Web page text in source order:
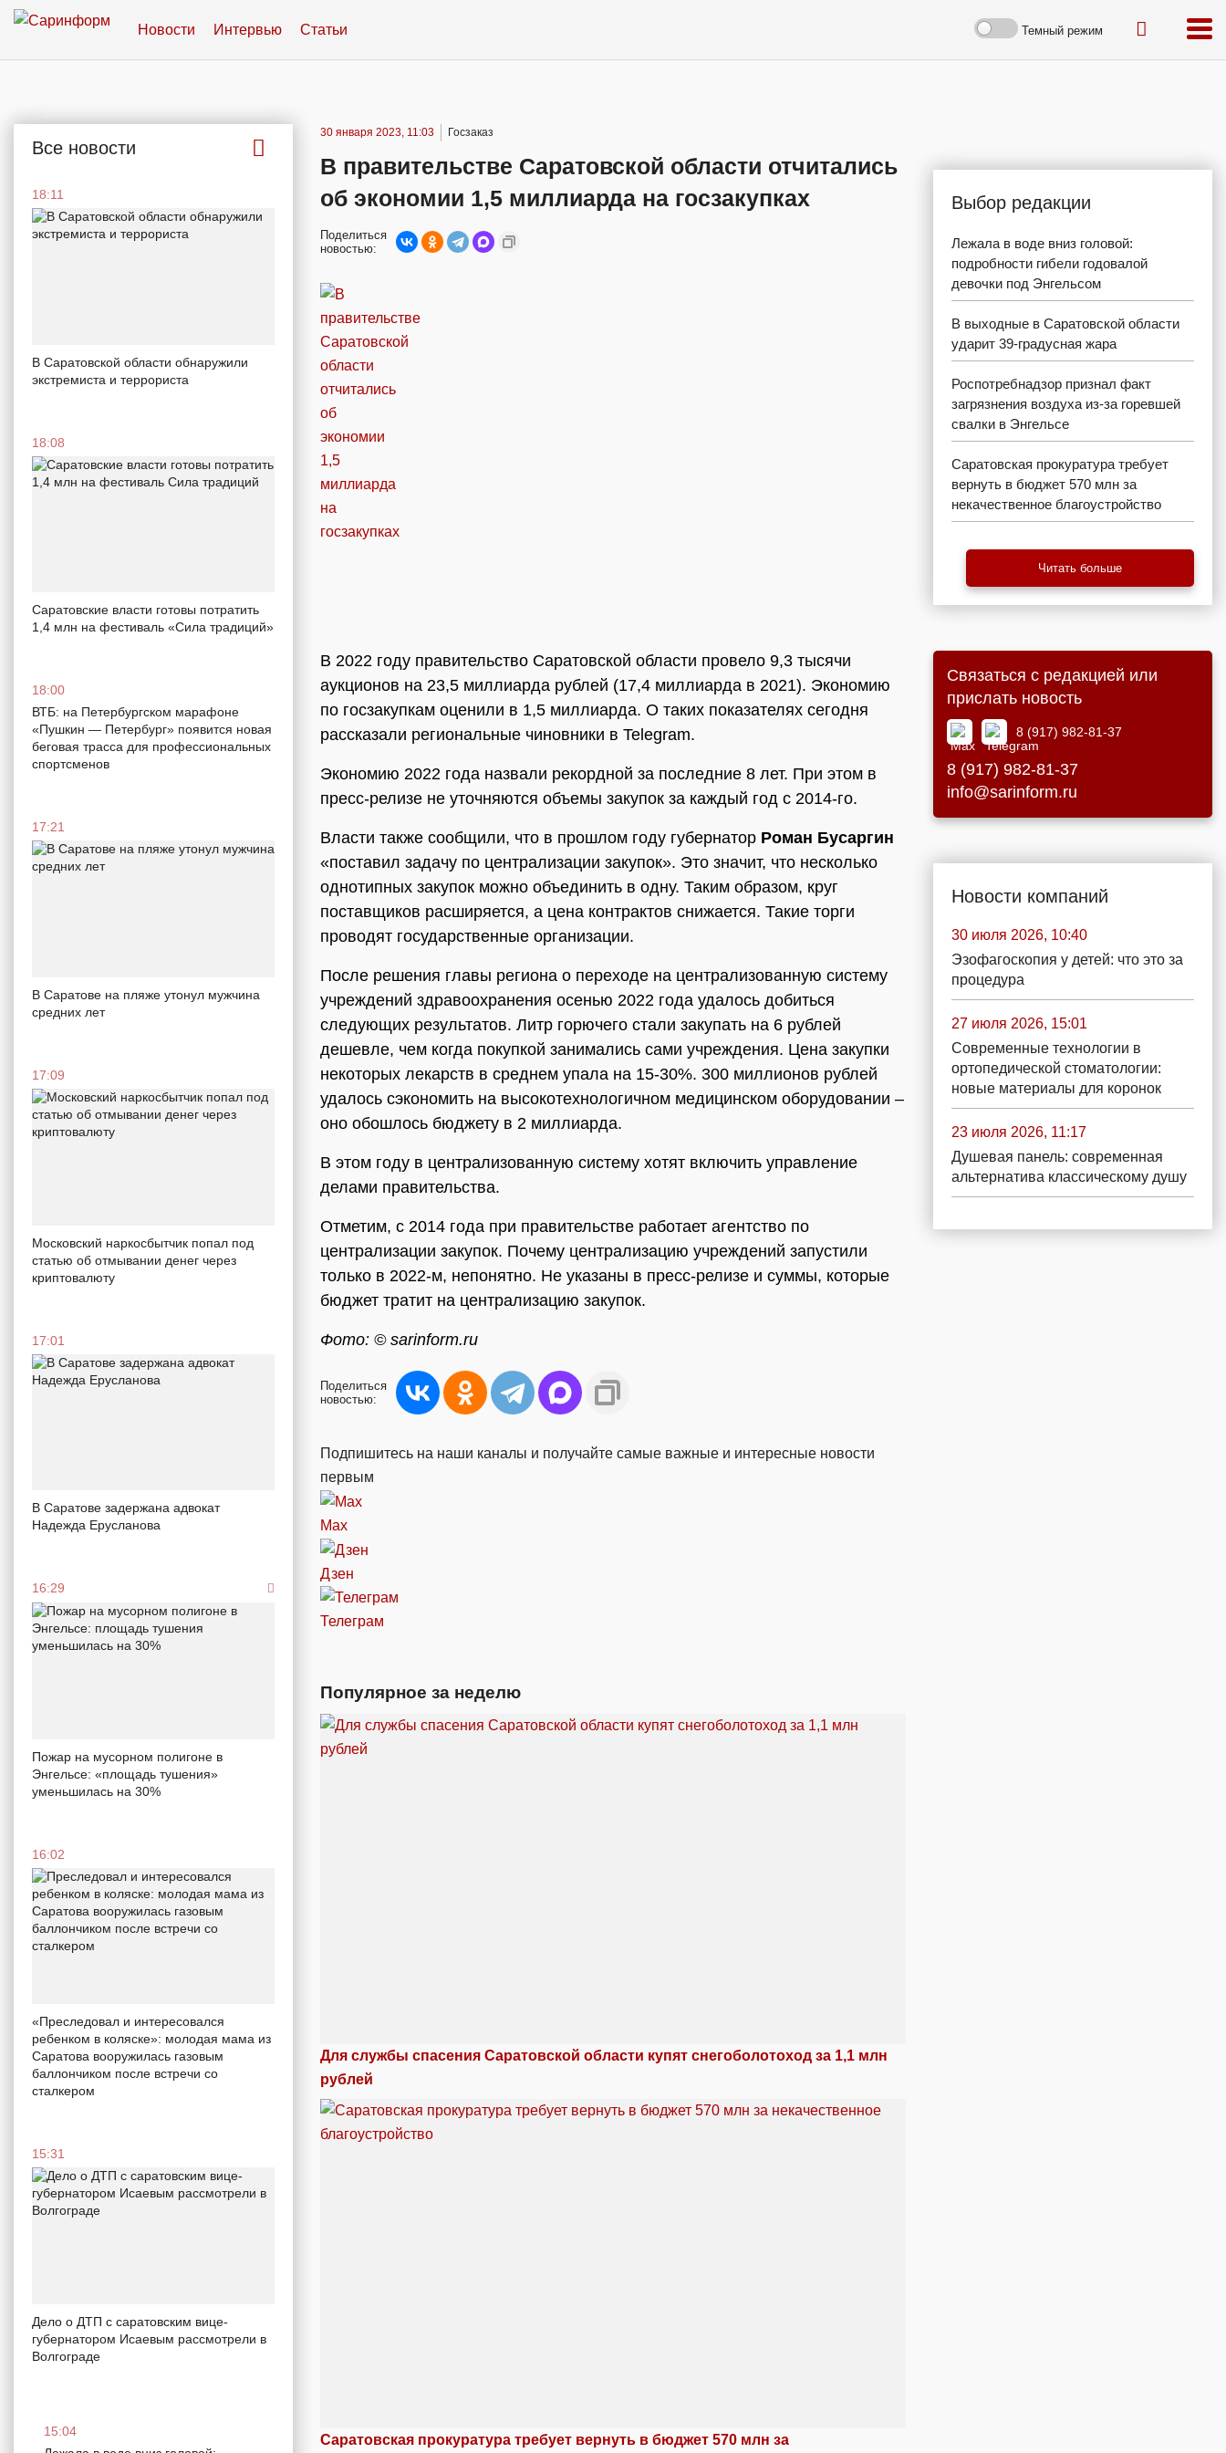
Новости Интервью Статьи Темный режим
Все новости
18:11
В Саратовской области обнаружили
экстремиста и террориста
18:08
Саратовские власти готовы потратить
1,4 млн на фестиваль «Сила традиций»
18:00
ВТБ: на Петербургском марафоне
«Пушкин — Петербург» появится новая
беговая трасса для профессиональных
спортсменов
17:21
В Саратове на пляже утонул мужчина
средних лет
17:09
Московский наркосбытчик попал под
статью об отмывании денег через
криптовалюту
17:01
В Саратове задержана адвокат
Надежда Ерусланова
16:29
Пожар на мусорном полигоне в
Энгельсе: «площадь тушения»
уменьшилась на 30%
16:02
«Преследовал и интересовался
ребенком в коляске»: молодая мама из
Саратова вооружилась газовым
баллончиком после встречи со
сталкером
15:31
Дело о ДТП с саратовским вице-
губернатором Исаевым рассмотрели в
Волгограде
15:04
30 января 2023, 11:03 Госзаказ
В правительстве Саратовской области отчитались
об экономии 1,5 миллиарда на госзакупках
Поделиться
новостью:
В 2022 году правительство Саратовской области провело 9,3 тысячи
аукционов на 23,5 миллиарда рублей (17,4 миллиарда в 2021). Экономию
по госзакупкам оценили в 1,5 миллиарда. О таких показателях сегодня
рассказали региональные чиновники в Telegram.
Экономию 2022 года назвали рекордной за последние 8 лет. При этом в
пресс-релизе не уточняются объемы закупок за каждый год с 2014-го.
Власти также сообщили, что в прошлом году губернатор Роман Бусаргин
«поставил задачу по централизации закупок». Это значит, что несколько
однотипных закупок можно объединить в одну. Таким образом, круг
поставщиков расширяется, а цена контрактов снижается. Такие торги
проводят государственные организации.
После решения главы региона о переходе на централизованную систему
учреждений здравоохранения осенью 2022 года удалось добиться
следующих результатов. Литр горючего стали закупать на 6 рублей
дешевле, чем когда покупкой занимались сами учреждения. Цена закупки
некоторых лекарств в среднем упала на 15-30%. 300 миллионов рублей
удалось сэкономить на высокотехнологичном медицинском оборудовании –
оно обошлось бюджету в 2 миллиарда.
В этом году в централизованную систему хотят включить управление
делами правительства.
Отметим, с 2014 года при правительстве работает агентство по
централизации закупок. Почему централизацию учреждений запустили
только в 2022-м, непонятно. Не указаны в пресс-релизе и суммы, которые
бюджет тратит на централизацию закупок.
Фото: © sarinform.ru
Поделиться
новостью:
Подпишитесь на наши каналы и получайте самые важные и интересные новости
первым
Max
Дзен
Телеграм
Популярное за неделю
Для службы спасения Саратовской области купят снегоболотоход за 1,1 млн
рублей
Саратовская прокуратура требует вернуть в бюджет 570 млн за
Выбор редакции
Лежала в воде вниз головой:
подробности гибели годовалой
девочки под Энгельсом
В выходные в Саратовской области
ударит 39-градусная жара
Роспотребнадзор признал факт
загрязнения воздуха из-за горевшей
свалки в Энгельсе
Саратовская прокуратура требует
вернуть в бюджет 570 млн за
некачественное благоустройство
Читать больше
Связаться с редакцией или
прислать новость
8 (917) 982-81-37
8 (917) 982-81-37
info@sarinform.ru
Новости компаний
30 июля 2026, 10:40
Эзофагоскопия у детей: что это за
процедура
27 июля 2026, 15:01
Современные технологии в
ортопедической стоматологии:
новые материалы для коронок
23 июля 2026, 11:17
Душевая панель: современная
альтернатива классическому душу